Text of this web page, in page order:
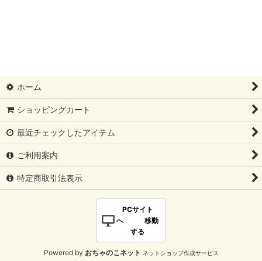
ホーム
ショッピングカート
最近チェックしたアイテム
ご利用案内
特定商取引法表示
PCサイト
へ 移動
する
Powered by おちゃのこネット ネットショップ作成サービス